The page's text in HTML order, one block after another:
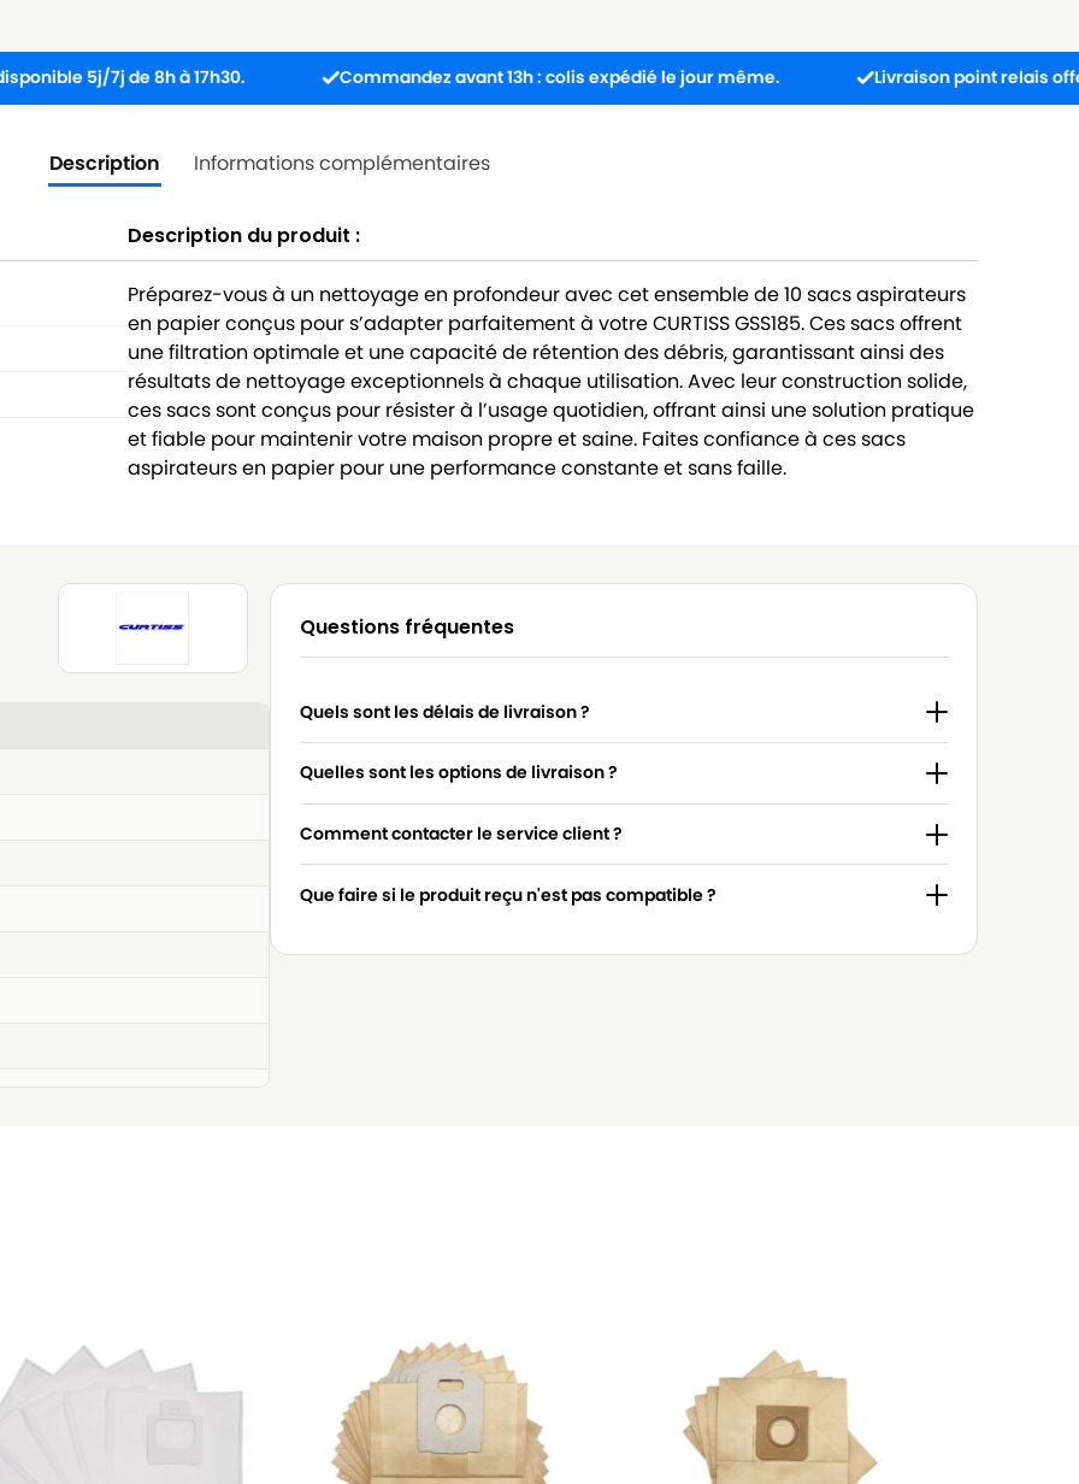
7j de 8h à 17h30. Commandez avant 13h : colis expédié le jour même. Livraison point relais offerte dès
Description Informations complémentaires
Description du produit :
Préparez-vous à un nettoyage en profondeur avec cet ensemble de 10 sacs aspirateurs
en papier conçus pour s’adapter parfaitement à votre CURTISS GSS185. Ces sacs offrent
une filtration optimale et une capacité de rétention des débris, garantissant ainsi des
résultats de nettoyage exceptionnels à chaque utilisation. Avec leur construction solide,
ces sacs sont conçus pour résister à l’usage quotidien, offrant ainsi une solution pratique
et fiable pour maintenir votre maison propre et saine. Faites confiance à ces sacs
aspirateurs en papier pour une performance constante et sans faille.
Questions fréquentes
Quels sont les délais de livraison ?
Quelles sont les options de livraison ?
Comment contacter le service client ?
Que faire si le produit reçu n'est pas compatible ?